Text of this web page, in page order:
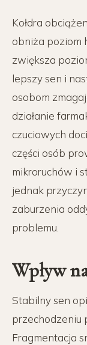
Kołdra
obniża poziom
zwiększa
lepszy sen i
osobom
działanie
czuciowych
części osób
mikroruchów i
jednak
zaburzenia
problemu.
Wpływ
Stabilny sen
przechodzeniu
Fragmentacja